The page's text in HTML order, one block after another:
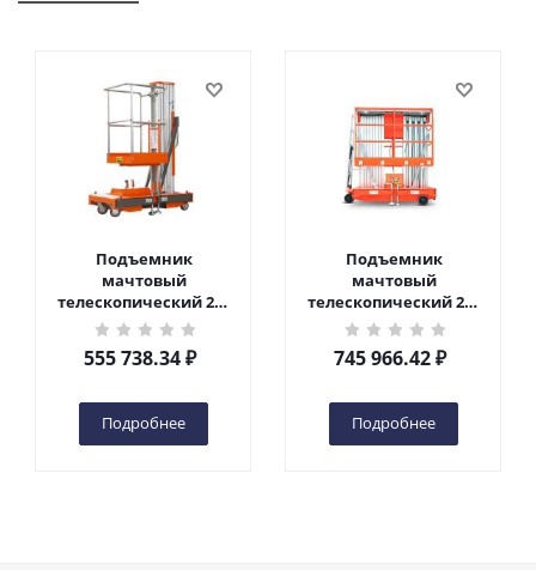
Подъемник
мачтовый
телескопический 200
кг 6 м TOR GTWY6-200S
DC 2-мачтовый
(автономный) (G) в
555 738.34₽
Подробнее
Подъемник
мачтовый
телескопический 200
кг 10 м TOR GTWY10-
200S DC 2-мачтовый
(автономный) (N) в
745 966.42₽
Подробнее